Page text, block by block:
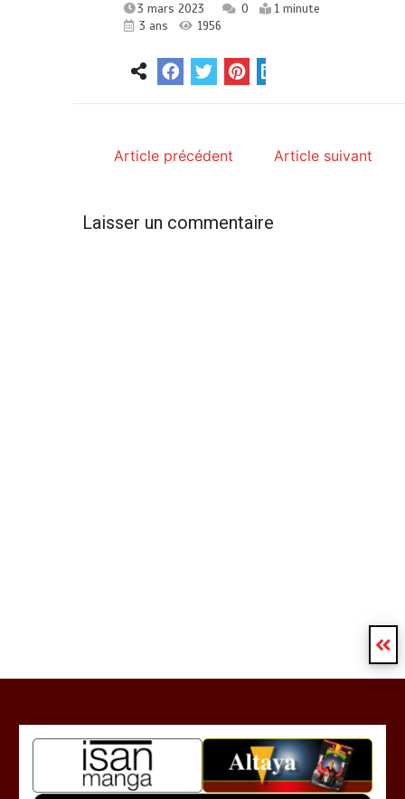
3 mars 2023 0
1 minute
3 ans
1956
Article précédent Article suivant
Laisser un commentaire